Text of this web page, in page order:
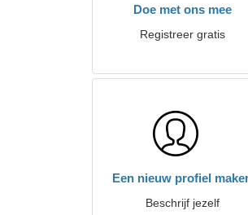
Doe met ons mee
Registreer gratis
Een nieuw profiel
Beschrijf jezelf